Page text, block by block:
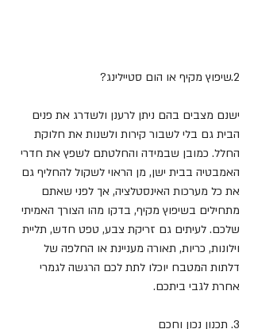
2.שיפוץ מקיף או הום סטיילינג?
ישנם מצבים בהם ניתן לרענן ולשדרג את פנים
הבית גם בלי לשבור קירות ולשנות את חלוקת
החלל. כמובן שבמידה והחלטתם לשפץ את חדרי
האמבטיה בבית ישן, מן הראוי לשקול להחליף גם
את כל מערכות האינסטלציה, אך לפני שאתם
מתחילים בשיפוץ מקיף, בדקו מהו הצורך האמיתי
שלכם. לעיתים גם זריקת צבע, טפט חדש, תליית
וילונות, כריות, תאורה מעניינת או החלפה של
דלתות המטבח יוכלו לתת לכם הרגשה לגמרי
אחרת לגבי ביתכם.
3. תכנון נכון וחכם